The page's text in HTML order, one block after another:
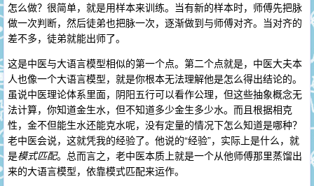
怎么做？很简单，就是用样本来训练。当有新的样本时，师傅先把脉
做一次判断，然后徒弟也把脉一次，逐渐做到与师傅对齐。当对齐的
差不多，徒弟就能出师了。
这是中医与大语言模型相似的第一个点。第二个点就是，中医大夫本
人也像一个大语言模型，就是你根本无法理解他是怎么得出结论的。
虽说中医理论体系里面，阴阳五行可以看作公理，但这些抽象概念无
法计算，你知道金生水，但不知道多少金生多少水。而且根据相克
性，金不但能生水还能克水呢，没有定量的情况下怎么知道是哪种？
老中医会说，这就凭我的经验了。他说的“经验”，实际上是什么，就
是模式匹配。总而言之，老中医本质上就是一个从他师傅那里蒸馏出
来的大语言模型，依靠模式匹配来运作。